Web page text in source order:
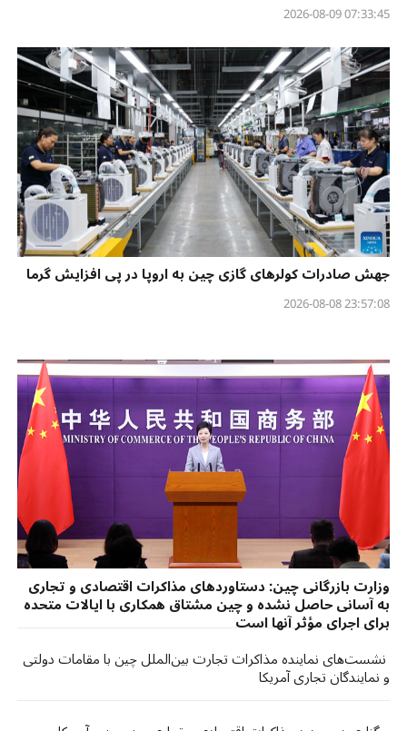
07:33:45 2026-08-09
جهش صادرات کولرهای گازی چین به اروپا در پی افزایش گرما
23:57:08 2026-08-08
وزارت بازرگانی چین: دستاوردهای مذاکرات اقتصادی و تجاری
به آسانی حاصل نشده و چین مشتاق همکاری با ایالات متحده
برای اجرای مؤثر آنها است
نشست‌های نماینده مذاکرات تجارت بین‌الملل چین با مقامات دولتی
و نمایندگان تجاری آمریکا